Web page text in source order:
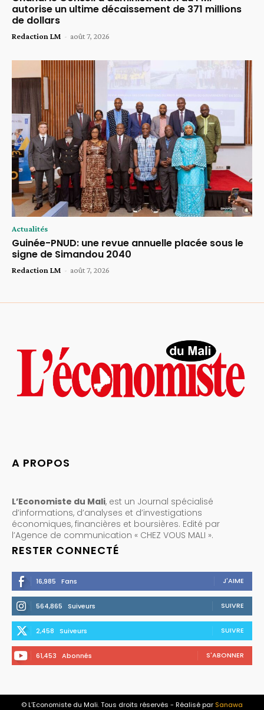
autorise un ultime décaissement de 371 millions
de dollars
Redaction LM - août 7, 2026
Actualités
Guinée-PNUD: une revue annuelle placée sous le
signe de Simandou 2040
Redaction LM - août 7, 2026
A PROPOS
L’Economiste du Mali, est un Journal spécialisé
d’informations, d’analyses et d’investigations
économiques, financières et boursières. Edité par
l’Agence de communication « CHEZ VOUS MALI ».
RESTER CONNECTÉ
16,985 Fans J'AIME
564,865 Suiveurs SUIVRE
2,458 Suiveurs SUIVRE
61,453 Abonnés S'ABONNER
© L’Economiste du Mali. Tous droits réservés - Réalisé par Sanawa